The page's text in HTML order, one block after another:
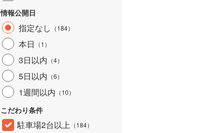
情報公開日
指定なし （184）
本日 （1 ）
3日以内 （4）
5日以内 （6）
1週間以内 （10）
こだわり条件
駐車場2台以上 （184）